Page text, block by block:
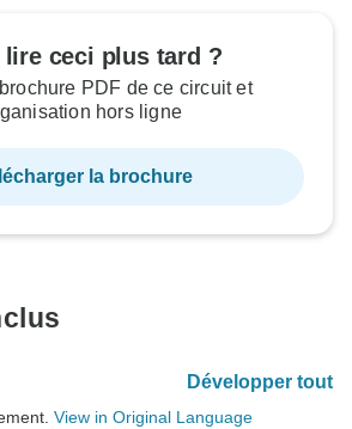
lire ceci plus tard ?
PDF de ce circuit et
hors ligne
la brochure
Développer tout
View in Original Language